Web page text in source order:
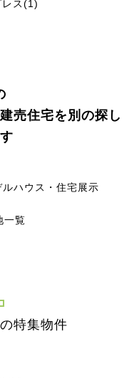
レス(1)
売住宅を別の探し
ハウス・住宅展示
一覧
特集物件